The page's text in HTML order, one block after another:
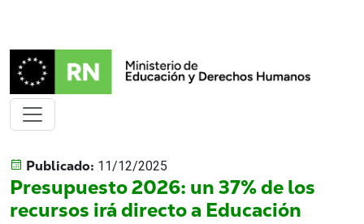
Publicado: 11/12/2025
Presupuesto 2026: un 37% de los
recursos irá directo a Educación